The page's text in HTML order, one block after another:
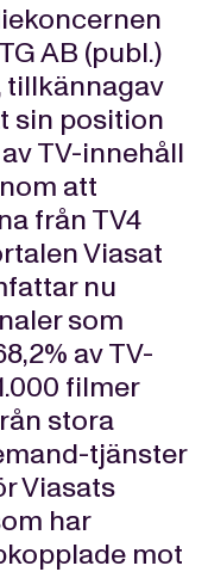
AB (publ.)
tillkännagav
sin position
TV-innehåll
att
från TV4
Viasat
nu
som
av TV-
filmer
stora
tjänster
Viasats
har
mot